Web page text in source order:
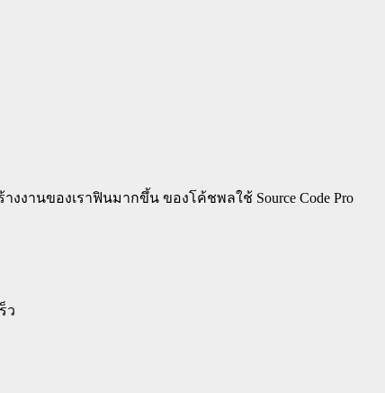
งงานของเราฟินมากขึ้น ของโค้ชพลใช้ Source Code Pro
ว